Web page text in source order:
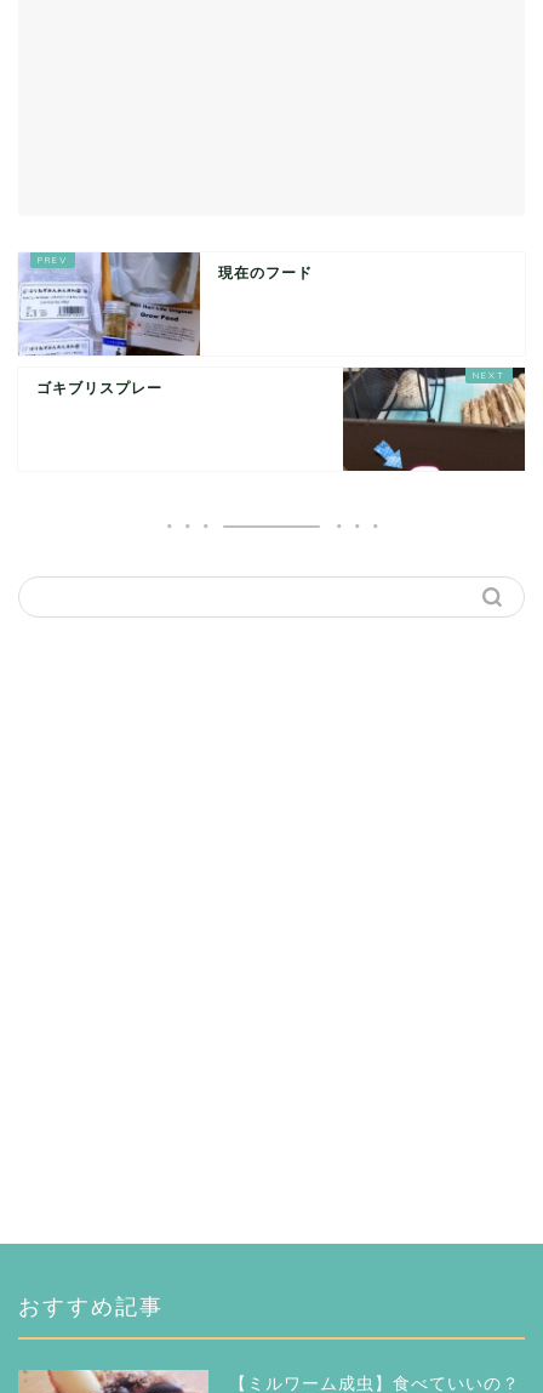
現在のフード
ゴキブリスプレー
おすすめ記事
【ミルワーム成虫】食べていいの？